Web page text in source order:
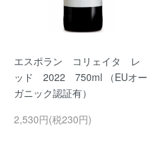
エスポラン コリェイタ レ
ッド 2022 750ml （EUオー
ガニック認証有）
2,530円(税230円)